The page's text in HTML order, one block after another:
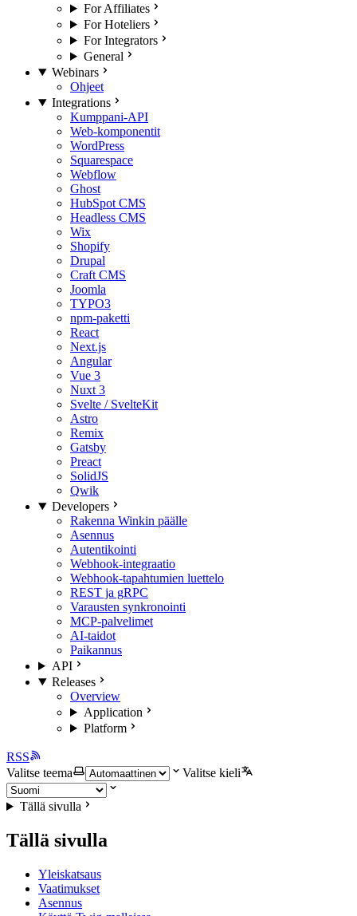
For Affiliates
For Hoteliers
For Integrators
General
Webinars
Ohjeet
Integrations
Kumppani-API
Web-komponentit
WordPress
Squarespace
Webflow
Ghost
HubSpot CMS
Headless CMS
Wix
Shopify
Drupal
Craft CMS
Joomla
TYPO3
npm-paketti
React
Next.js
Angular
Vue 3
Nuxt 3
Svelte / SvelteKit
Astro
Remix
Gatsby
Preact
SolidJS
Qwik
Developers
Rakenna Winkin päälle
Asennus
Autentikointi
Webhook-integraatio
Webhook-tapahtumien luettelo
REST ja gRPC
Varausten synkronointi
MCP-palvelimet
AI-taidot
Paikannus
API
Releases
Overview
Application
Platform
RSS
Valitse teema
Valitse kieli
Tällä sivulla
Tällä sivulla
Yleiskatsaus
Vaatimukset
Asennus